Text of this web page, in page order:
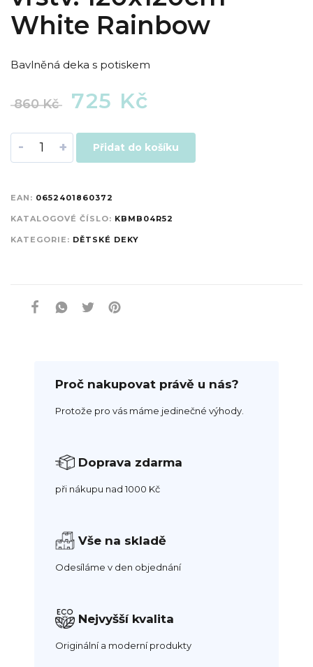
White Rainbow
Bavlněná deka s potiskem
860Kč 725 Kč
- + Přidat do košíku
EAN: 0652401860372
KATALOGOVÉ ČÍSLO: KBMB04R52
KATEGORIE: DĚTSKÉ DEKY
Proč nakupovat právě u nás?
Protože pro vás máme jedinečné výhody.
Doprava zdarma
při nákupu nad 1000 Kč
Vše na skladě
Odesíláme v den objednání
Nejvyšší kvalita
Originální a moderní produkty